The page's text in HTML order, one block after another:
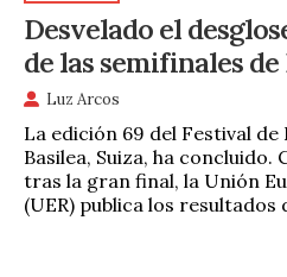
Desvelado el
de las semifinales
Luz Arcos
La edición 69 del Festival
Basilea, Suiza, ha concluido.
tras la gran final, la Unión
(UER) publica los resultados